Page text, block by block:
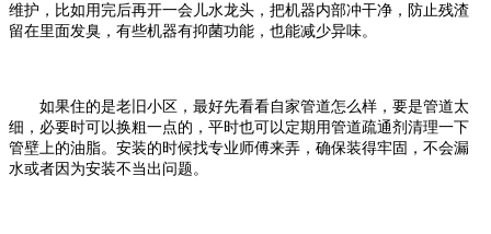
维护，比如用完后再开一会儿水龙头，把机器内部冲干净，防止残渣
留在里面发臭，有些机器有抑菌功能，也能减少异味。
如果住的是老旧小区，最好先看看自家管道怎么样，要是管道太
细，必要时可以换粗一点的，平时也可以定期用管道疏通剂清理一下
管壁上的油脂。安装的时候找专业师傅来弄，确保装得牢固，不会漏
水或者因为安装不当出问题。